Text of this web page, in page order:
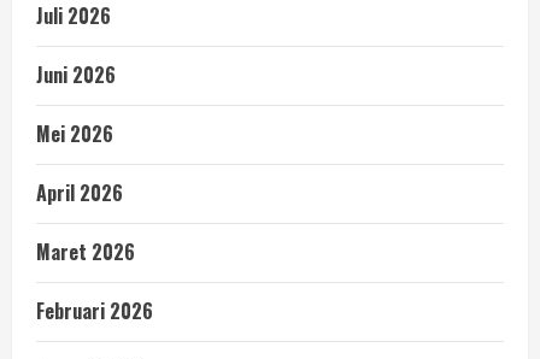
Juli 2026
Juni 2026
Mei 2026
April 2026
Maret 2026
Februari 2026